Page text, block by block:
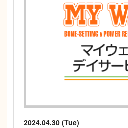
2024.04.30 (Tue)